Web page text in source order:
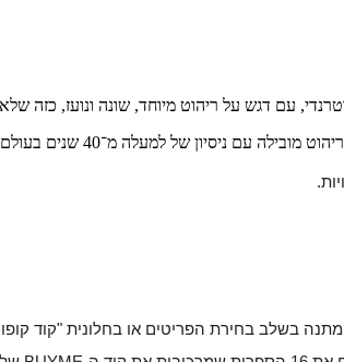
עם דגש על ריהוט מיוחד, שונה ונועז, כזה
של למעלה מ־40 שנים בעולם הקמעונאות והעיצוב.